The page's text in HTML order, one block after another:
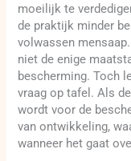
moeilijk te
de praktijk minder
volwassen
niet de enige
bescherming. Toch
vraag op tafel. Als
wordt voor de
van ontwikkeling,
wanneer het gaat